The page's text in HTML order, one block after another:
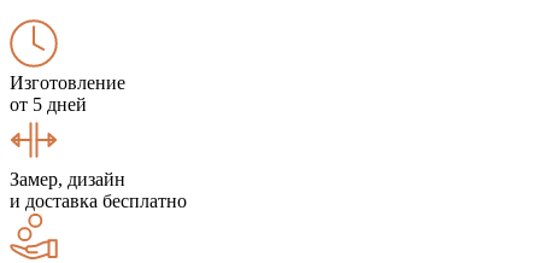
Изготовление
от 5 дней
Замер, дизайн
и доставка бесплатно